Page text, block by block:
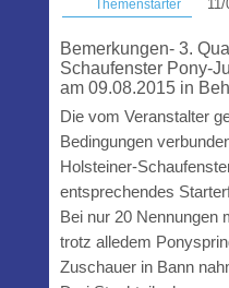
Themenstarter
Bemerkungen- 3.
Schaufenster Pony-
am 09.08.2015 in
Die vom Veranstalter
Bedingungen
Holsteiner-
entsprechendes
Bei nur 20 Nennungen
trotz alledem
Zuschauer in Bann